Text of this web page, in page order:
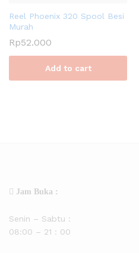
Reel Phoenix 320 Spool Besi
Murah
Rp52.000
Add to cart
Jam Buka :
Senin – Sabtu :
08:00 – 21 : 00